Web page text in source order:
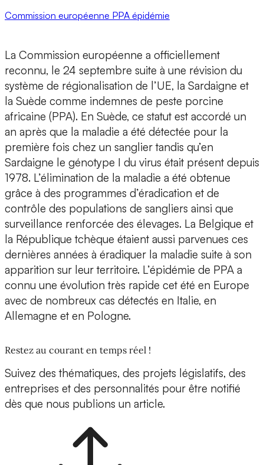
Commission européenne PPA épidémie
La Commission européenne a officiellement
reconnu, le 24 septembre suite à une révision du
système de régionalisation de l’UE, la Sardaigne et
la Suède comme indemnes de peste porcine
africaine (PPA). En Suède, ce statut est accordé un
an après que la maladie a été détectée pour la
première fois chez un sanglier tandis qu’en
Sardaigne le génotype I du virus était présent depuis
1978. L’élimination de la maladie a été obtenue
grâce à des programmes d’éradication et de
contrôle des populations de sangliers ainsi que
surveillance renforcée des élevages. La Belgique et
la République tchèque étaient aussi parvenues ces
dernières années à éradiquer la maladie suite à son
apparition sur leur territoire. L’épidémie de PPA a
connu une évolution très rapide cet été en Europe
avec de nombreux cas détectés en Italie, en
Allemagne et en Pologne.
Restez au courant en temps réel !
Suivez des thématiques, des projets législatifs, des
entreprises et des personnalités pour être notifié
dès que nous publions un article.